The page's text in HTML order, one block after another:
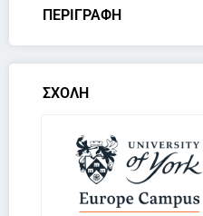
ΠΕΡΙΓΡΑΦΗ
ΣΧΟΛΗ